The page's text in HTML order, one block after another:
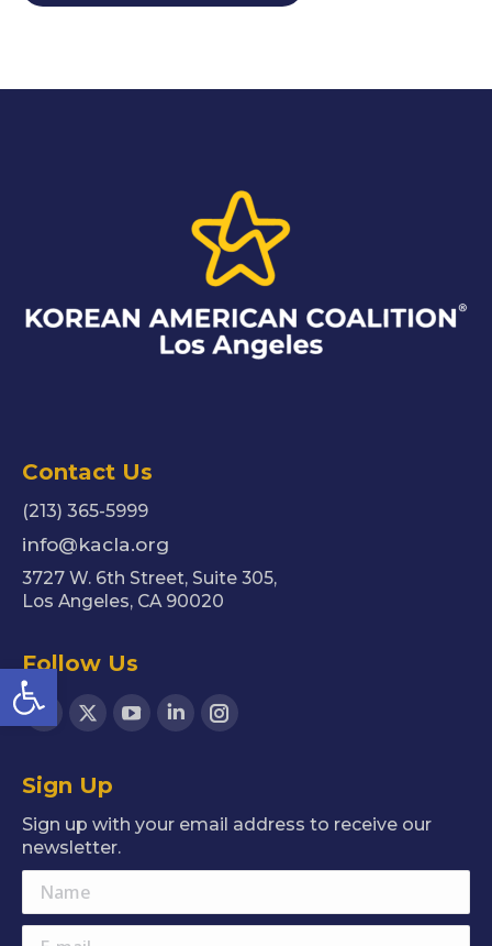
Open toolbar
Contact Us
(213) 365-5999
info@kacla.org
3727 W. 6th Street, Suite 305,
Los Angeles, CA 90020
Follow Us
Find us on:
Facebook
opens
new
window
X
opens
new
window
YouTube
new
window
Linkedin
window
Instagram
in
window
Sign Up
Sign up with your email address to receive our
newsletter.
Name
E-mail